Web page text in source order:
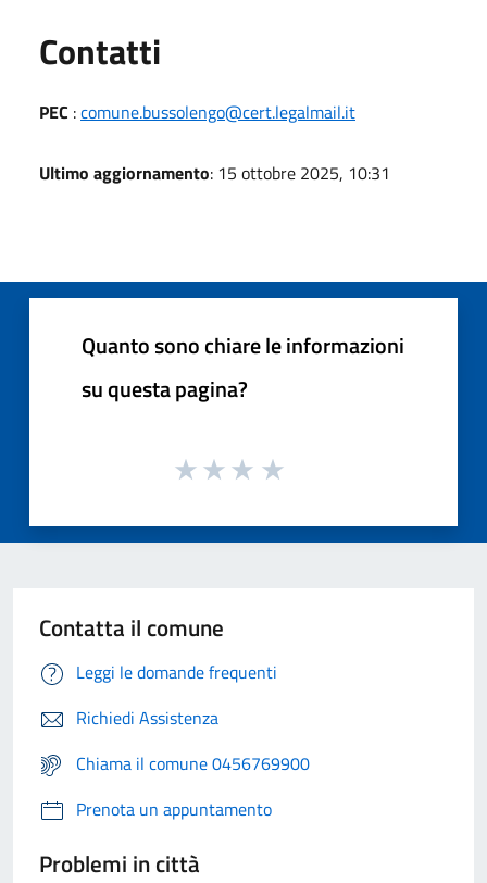
Contatti
PEC :comune.bussolengo@cert.legalmail.it
Ultimo aggiornamento: 15 ottobre 2025, 10:31
Quanto sono chiare le informazioni
su questa pagina?
Contatta il comune
Leggi le domande frequenti
Richiedi Assistenza
Chiama il comune 0456769900
Prenota un appuntamento
Problemi in città